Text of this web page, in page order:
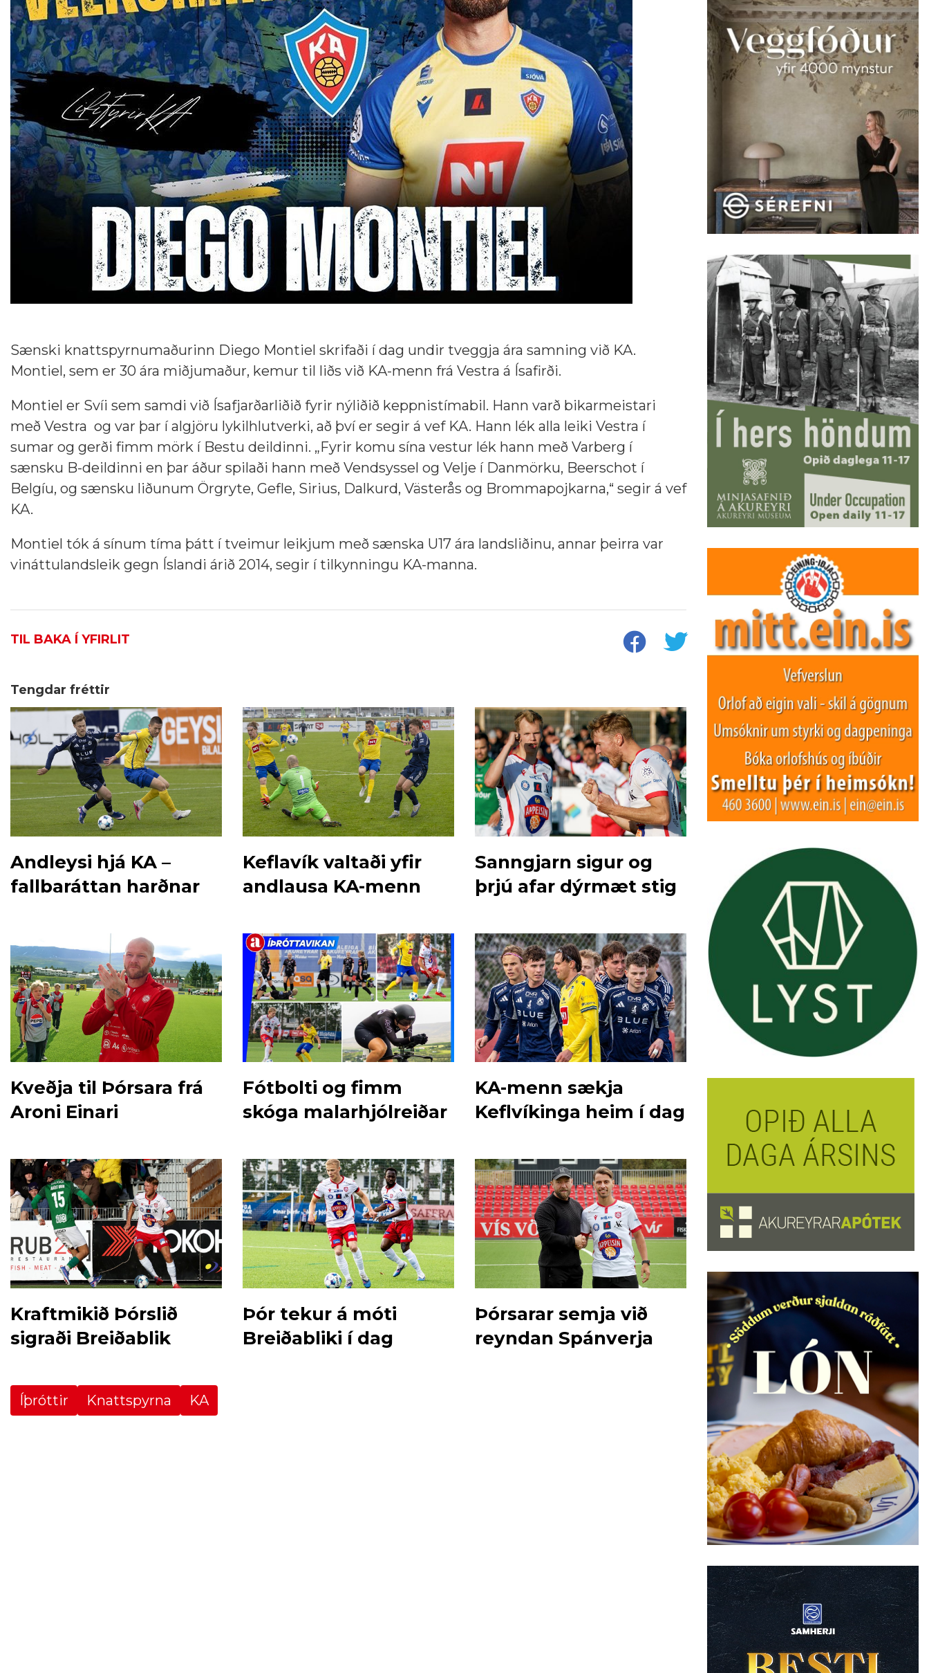
Sænski knattspyrnumaðurinn Diego Montiel skrifaði í dag undir tveggja ára samning við KA.
Montiel, sem er 30 ára miðjumaður, kemur til liðs við KA-menn frá Vestra á Ísafirði.
Montiel er Svíi sem samdi við Ísafjarðarliðið fyrir nýliðið keppnistímabil. Hann varð bikarmeistari
með Vestra og var þar í algjöru lykilhlutverki, að því er segir á vef KA. Hann lék alla leiki Vestra í
sumar og gerði fimm mörk í Bestu deildinni. „Fyrir komu sína vestur lék hann með Varberg í
sænsku B-deildinni en þar áður spilaði hann með Vendsyssel og Velje í Danmörku, Beerschot í
Belgíu, og sænsku liðunum Örgryte, Gefle, Sirius, Dalkurd, Västerås og Brommapojkarna,“ segir á vef
KA.
Montiel tók á sínum tíma þátt í tveimur leikjum með sænska U17 ára landsliðinu, annar þeirra var
vináttulandsleik gegn Íslandi árið 2014, segir í tilkynningu KA-manna.
TIL BAKA Í YFIRLIT
Tengdar fréttir
Andleysi hjá KA –
fallbaráttan harðnar
Keflavík valtaði yfir
andlausa KA-menn
Sanngjarn sigur og
þrjú afar dýrmæt stig
Kveðja til Þórsara frá
Aroni Einari
Fótbolti og fimm
skóga malarhjólreiðar
KA-menn sækja
Keflvíkinga heim í dag
Kraftmikið Þórslið
sigraði Breiðablik
Þór tekur á móti
Breiðabliki í dag
Þórsarar semja við
reyndan Spánverja
Íþróttir Knattspyrna KA